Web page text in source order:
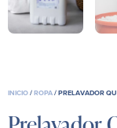
INICIO/ROPA/ PRELAVADOR